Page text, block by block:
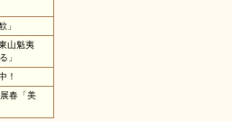
」
山魁夷
」
！
春「美